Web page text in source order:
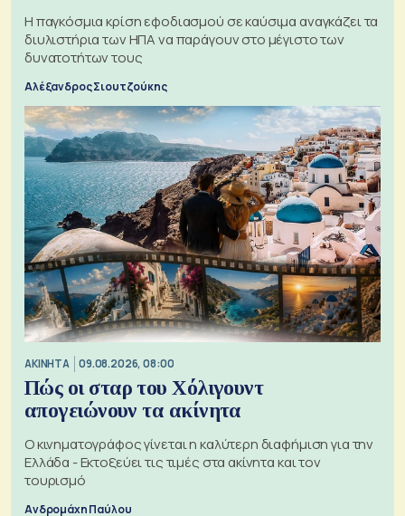
Η παγκόσμια κρίση εφοδιασμού σε καύσιμα αναγκάζει τα
διυλιστήρια των ΗΠΑ να παράγουν στο μέγιστο των
δυνατοτήτων τους
Αλέξανδρος Σιουτζούκης
ΑΚΙΝΗΤΑ 09.08.2026, 08:00
Πώς οι σταρ του Χόλιγουντ
απογειώνουν τα ακίνητα
Ο κινηματογράφος γίνεται η καλύτερη διαφήμιση για την
Ελλάδα - Εκτοξεύει τις τιμές στα ακίνητα και τον
τουρισμό
Ανδρομάχη Παύλου